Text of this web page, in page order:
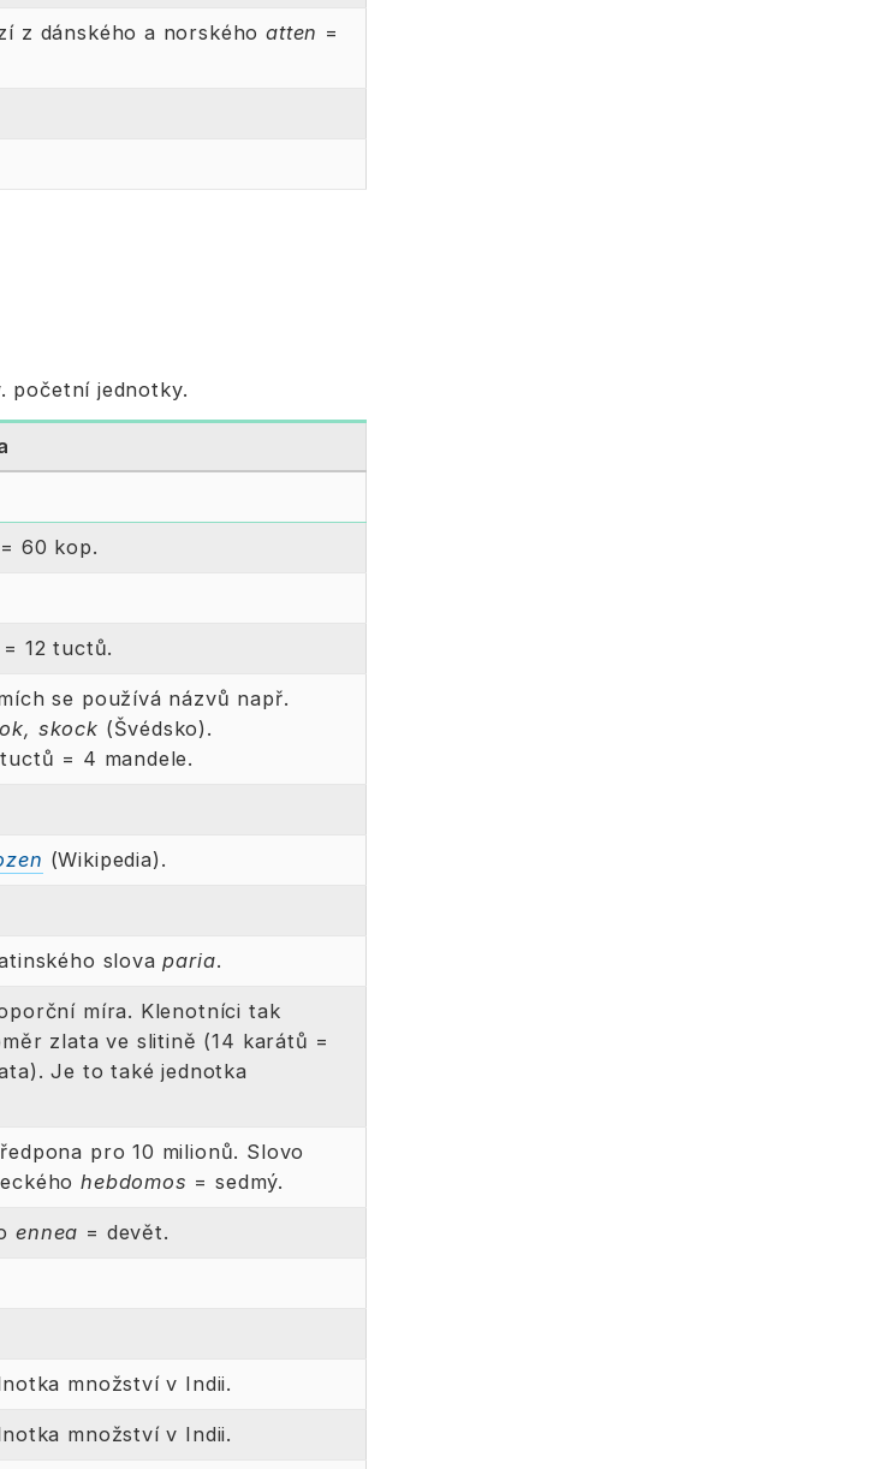
z dánského a norskéhoatten =
početní jednotky.
60 kop.
12 tuctů.
se používá názvů např.
skock (Švédsko).
= 4 mandele.
(Wikipedia).
slovaparia.
míra. Klenotníci tak
zlata ve slitině (14 karátů =
Je to také jednotka
pro 10 milionů. Slovo
hebdomos = sedmý.
ennea = devět.
množství v Indii.
množství v Indii.